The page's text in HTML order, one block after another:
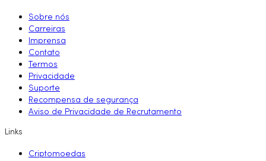
Sobre nós
Carreiras
Imprensa
Contato
Termos
Privacidade
Suporte
Recompensa de segurança
Aviso de Privacidade de Recrutamento
Links
Criptomoedas